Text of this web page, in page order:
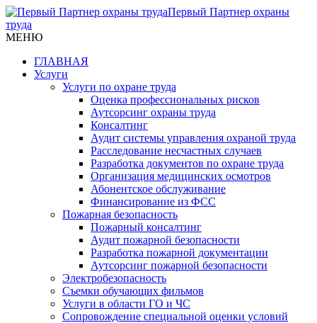
Первый Партнер охраны
труда
МЕНЮ
ГЛАВНАЯ
Услуги
Услуги по охране труда
Оценка профессиональных рисков
Аутсорсинг охраны труда
Консалтинг
Аудит системы управления охраной труда
Расследование несчастных случаев
Разработка документов по охране труда
Организация медицинских осмотров
Абонентское обслуживание
Финансирование из ФСС
Пожарная безопасность
Пожарный консалтинг
Аудит пожарной безопасности
Разработка пожарной документации
Аутсорсинг пожарной безопасности
Электробезопасность
Съемки обучающих фильмов
Услуги в области ГО и ЧС
Сопровождение специальной оценки условий